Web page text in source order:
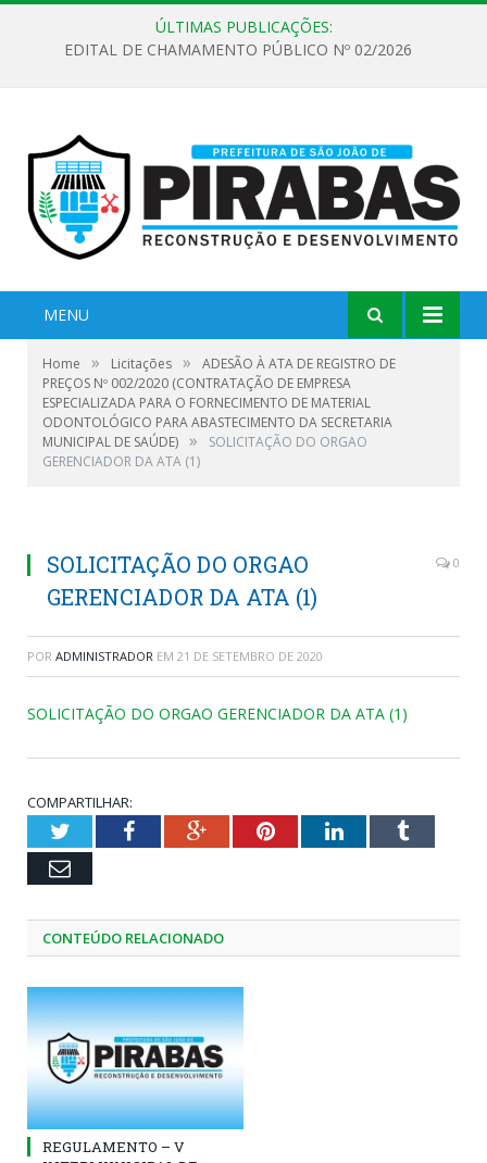
ÚLTIMAS PUBLICAÇÕES:
EDITAL DE CHAMAMENTO PÚBLICO Nº 02/2026
MENU
Home » Licitações »
ADESÃO À ATA DE REGISTRO DE
PREÇOS Nº 002/2020 (CONTRATAÇÃO DE EMPRESA
ESPECIALIZADA PARA O FORNECIMENTO DE MATERIAL
ODONTOLÓGICO PARA ABASTECIMENTO DA SECRETARIA
MUNICIPAL DE SAÚDE) »
SOLICITAÇÃO DO ORGAO
GERENCIADOR DA ATA (1)
SOLICITAÇÃO DO ORGAO
GERENCIADOR DA ATA (1)
0
POR ADMINISTRADOR EM 21 DE SETEMBRO DE 2020
SOLICITAÇÃO DO ORGAO GERENCIADOR DA ATA (1)
COMPARTILHAR:
TwitterFacebookGoogle+PinterestLinkedInTumblr
Email
CONTEÚDO RELACIONADO
REGULAMENTO – V